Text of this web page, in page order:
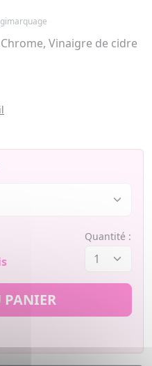
Vinaigre de cidre
Quantité :
PANIER